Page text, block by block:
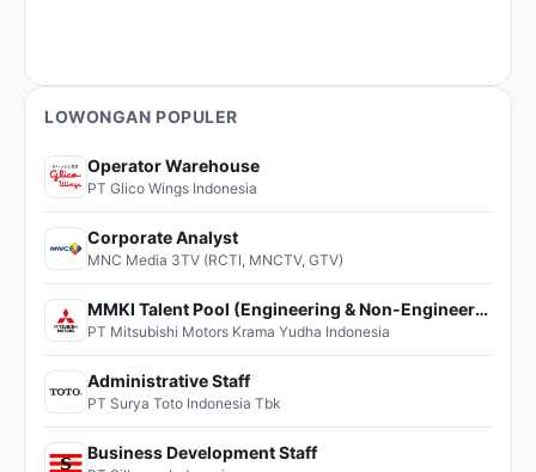
LOWONGAN POPULER
Operator Warehouse
PT Glico Wings Indonesia
Corporate Analyst
MNC Media 3TV (RCTI, MNCTV, GTV)
MMKI Talent Pool (Engineering & Non-Engineering)
PT Mitsubishi Motors Krama Yudha Indonesia
Administrative Staff
PT Surya Toto Indonesia Tbk
Business Development Staff